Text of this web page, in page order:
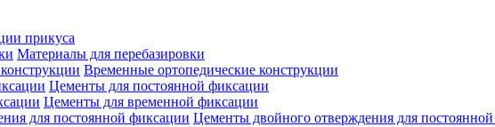
прикуса
Материалы для перебазировки
Временные ортопедические конструкции
Цементы для постоянной фиксации
Цементы для временной фиксации
Цементы двойного отверждения для